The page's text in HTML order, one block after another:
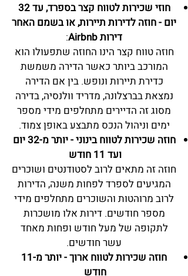
חוזי שכירות לטווח קצר בספרד, עד 32
יום - חוזה לדירות תיירות, או בשמם האחר
דירות Airbnb
:
חוזה טווח קצר הינו החוזה שתפעולו הוא
המורכב ביותר כאשר הדירה משמשת
כדירת תיירות ונופש. בין אם הדירה
נמצאתבברצלונה, מדריד וולנסיה, בדירה
מסוג זה הדיירים מתחלפים מידי מספר
ימים וניהול הנכס מתבצע באופן צמוד.
חוזה שכירות לטווח בינ
וני - יותר מ-32 יום
ועד 11 חודש
חוזה זה מתאים לרוב לסטודנטים ושוכרים
המגיעים לספרד לפחות משנה, הדירות
לרוב מרוהטות והשוכרים מתחלפים מידי
מספר חודשים. דירות אלו מושכרות
לתקופה של מעל חודש ופחות מאחד
עשר חודשים.
חוזה שכירות לטווח ארוך - יותר מ-11
חודש